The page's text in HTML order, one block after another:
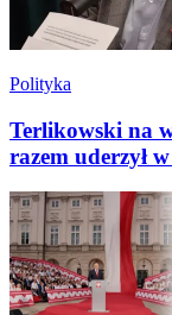
Polityka
Terlikowski na
razem uderzył